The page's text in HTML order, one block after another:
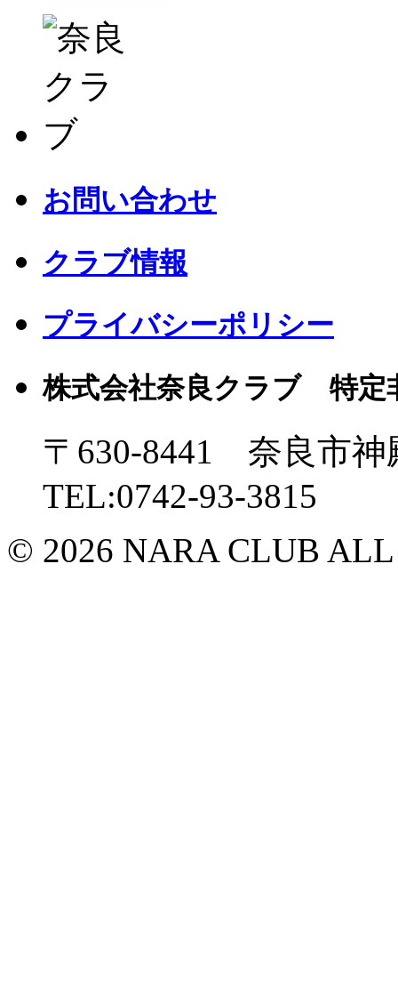
お問い合わせ
クラブ情報
プライバシーポリシー
株式会社奈良クラブ 特定
〒630-8441 奈良市
TEL:0742-93-3815
© 2026 NARA CLUB ALL